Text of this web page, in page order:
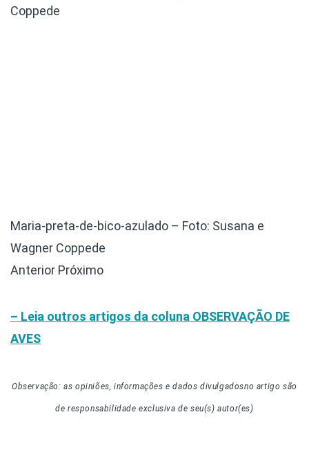
Coppede
Maria-preta-de-bico-azulado – Foto: Susana e
Wagner Coppede
Anterior Próximo
– Leia outros artigos da coluna OBSERVAÇÃO DE
AVES
Observação: as opiniões, informações e dados divulgadosno artigosão
de responsabilidade exclusiva de seu(s) autor(es)